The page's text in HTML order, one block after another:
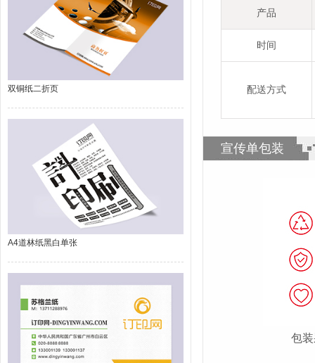
双铜纸二折页
A4道林纸黑白单张
产品
时间
配送方式
宣传单包装
包